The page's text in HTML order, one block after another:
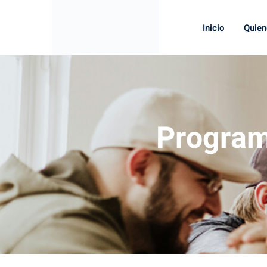
Inicio